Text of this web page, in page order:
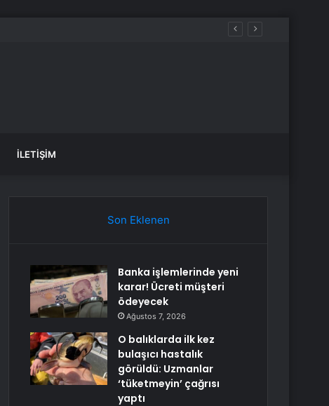
İLETIŞIM
Son Eklenen
Banka işlemlerinde yeni
karar! Ücreti müşteri
ödeyecek
Ağustos 7, 2026
O balıklarda ilk kez
bulaşıcı hastalık
görüldü: Uzmanlar
‘tüketmeyin’ çağrısı
yaptı